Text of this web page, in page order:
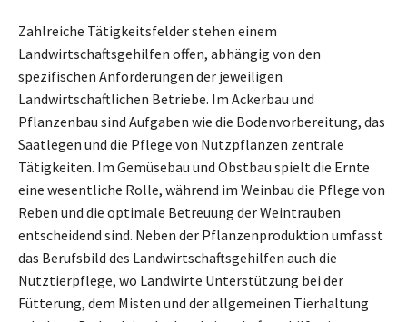
Zahlreiche Tätigkeitsfelder stehen einem
Landwirtschaftsgehilfen offen, abhängig von den
spezifischen Anforderungen der jeweiligen
Landwirtschaftlichen Betriebe. Im Ackerbau und
Pflanzenbau sind Aufgaben wie die Bodenvorbereitung, das
Saatlegen und die Pflege von Nutzpflanzen zentrale
Tätigkeiten. Im Gemüsebau und Obstbau spielt die Ernte
eine wesentliche Rolle, während im Weinbau die Pflege von
Reben und die optimale Betreuung der Weintrauben
entscheidend sind. Neben der Pflanzenproduktion umfasst
das Berufsbild des Landwirtschaftsgehilfen auch die
Nutztierpflege, wo Landwirte Unterstützung bei der
Fütterung, dem Misten und der allgemeinen Tierhaltung